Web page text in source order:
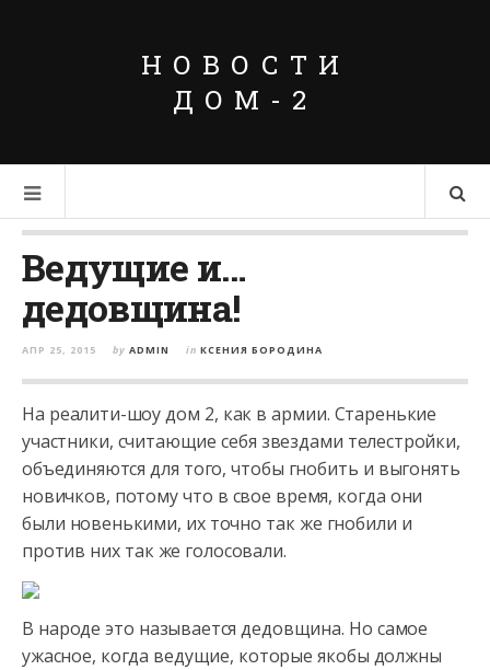
НОВОСТИ
ДОМ-2
Ведущие и…
дедовщина!
АПР 25, 2015 by ADMIN in КСЕНИЯ БОРОДИНА
На реалити-шоу дом 2, как в армии. Старенькие
участники, считающие себя звездами телестройки,
объединяются для того, чтобы гнобить и выгонять
новичков, потому что в свое время, когда они
были новенькими, их точно так же гнобили и
против них так же голосовали.
В народе это называется дедовщина. Но самое
ужасное, когда ведущие, которые якобы должны